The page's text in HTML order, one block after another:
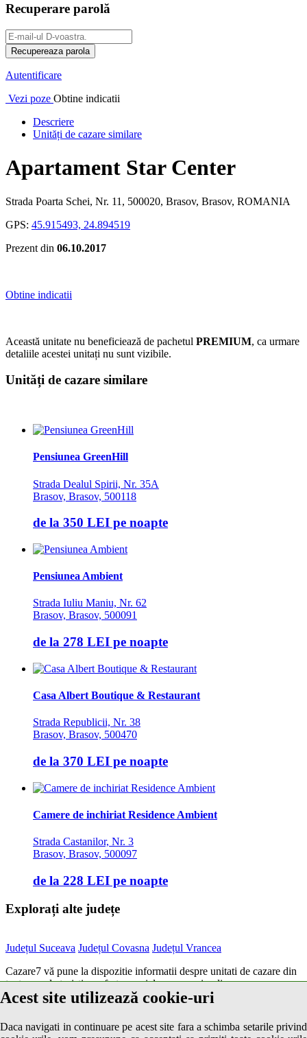
Acest site utilizează cookie-uri
Daca navigati in continuare pe acest site fara a schimba setarile privind
Recuperare parolă
Autentificare
Vezi poze Obtine indicatii
Descriere
Unități de cazare similare
Apartament Star Center
Strada Poarta Schei, Nr. 11, 500020, Brasov, Brasov, ROMANIA
GPS: 45.915493, 24.894519
Prezent din 06.10.2017
Obtine indicatii
Această unitate nu beneficiează de pachetul PREMIUM, ca urmare
detaliile acestei unitați nu sunt vizibile.
Unități de cazare similare
Pensiunea GreenHill
Strada Dealul Spirii, Nr. 35A
Brasov, Brasov, 500118
de la 350 LEI pe noapte
Pensiunea Ambient
Strada Iuliu Maniu, Nr. 62
Brasov, Brasov, 500091
de la 278 LEI pe noapte
Casa Albert Boutique & Restaurant
Strada Republicii, Nr. 38
Brasov, Brasov, 500470
de la 370 LEI pe noapte
Camere de inchiriat Residence Ambient
Strada Castanilor, Nr. 3
Brasov, Brasov, 500097
de la 228 LEI pe noapte
Explorați alte județe
Județul Suceava Județul Covasna Județul Vrancea
Cazare7 vă pune la dispozitie informatii despre unitati de cazare din
toate zonele turistice, oferte speciale, rezervari online.
Utilizand acest serviciu inseamna ca sunteti de acord cu